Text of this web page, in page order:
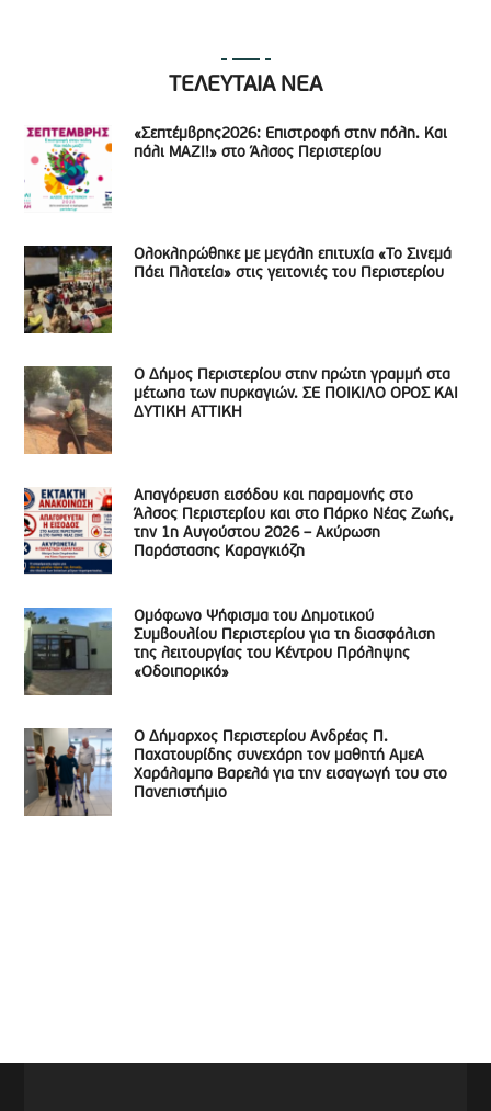
ΤΕΛΕΥΤΑΙΑ ΝΕΑ
«Σεπτέμβρης2026: Επιστροφή στην πόλη. Και
πάλι ΜΑΖΙ!» στο Άλσος Περιστερίου
Ολοκληρώθηκε με μεγάλη επιτυχία «Το Σινεμά
Πάει Πλατεία» στις γειτονιές του Περιστερίου
Ο Δήμος Περιστερίου στην πρώτη γραμμή στα
μέτωπα των πυρκαγιών. ΣΕ ΠΟΙΚΙΛΟ ΟΡΟΣ ΚΑΙ
ΔΥΤΙΚΗ ΑΤΤΙΚΗ
Απαγόρευση εισόδου και παραμονής στο
Άλσος Περιστερίου και στο Πάρκο Νέας Ζωής,
την 1η Αυγούστου 2026 – Ακύρωση
Παράστασης Καραγκιόζη
Ομόφωνο Ψήφισμα του Δημοτικού
Συμβουλίου Περιστερίου για τη διασφάλιση
της λειτουργίας του Κέντρου Πρόληψης
«Οδοιπορικό»
Ο Δήμαρχος Περιστερίου Ανδρέας Π.
Παχατουρίδης συνεχάρη τον μαθητή ΑμεΑ
Χαράλαμπο Βαρελά για την εισαγωγή του στο
Πανεπιστήμιο